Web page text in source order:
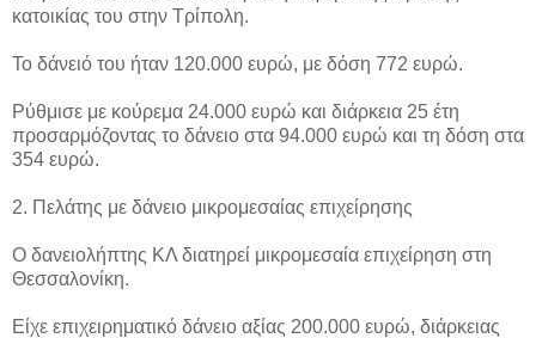
κατοικίας του στην Τρίπολη.
Το δάνειό του ήταν 120.000 ευρώ, με δόση 772 ευρώ.
Ρύθμισε με κούρεμα 24.000 ευρώ και διάρκεια 25 έτη
προσαρμόζοντας το δάνειο στα 94.000 ευρώ και τη δόση στα
354 ευρώ.
2. Πελάτης με δάνειο μικρομεσαίας επιχείρησης
Ο δανειολήπτης ΚΛ διατηρεί μικρομεσαία επιχείρηση στη
Θεσσαλονίκη.
Είχε επιχειρηματικό δάνειο αξίας 200.000 ευρώ, διάρκειας